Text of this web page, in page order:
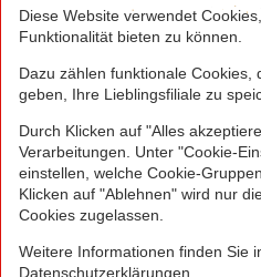
Organisation
International
Logistik
Filialnetz
Expansion
Karriere
Verantwortung/CSR
NORMA News
Imagebroschüre